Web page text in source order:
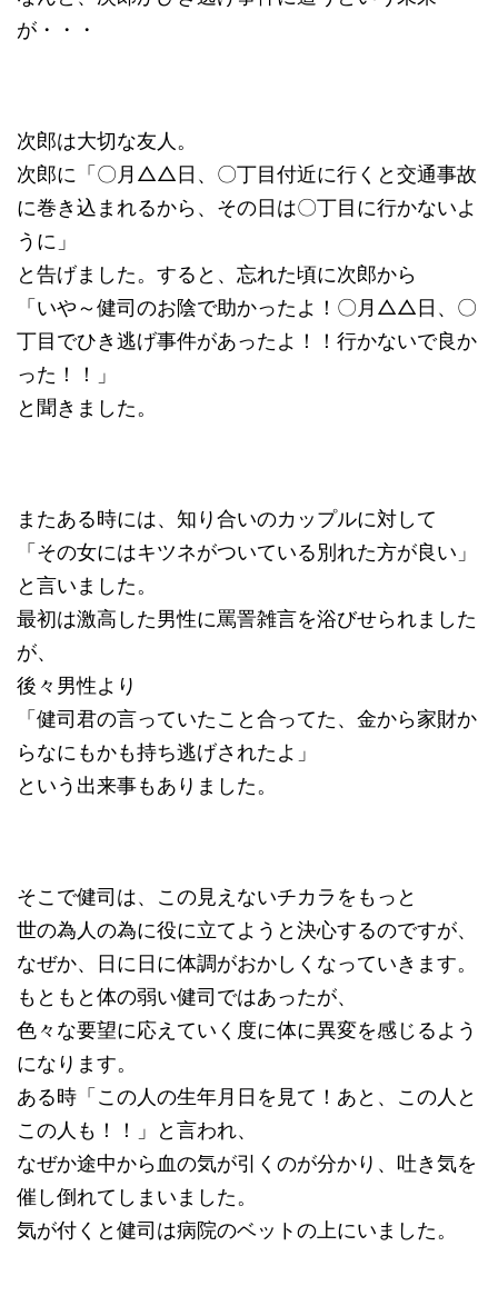
が・・・
次郎は大切な友人。
次郎に「〇月△△日、〇丁目付近に行くと交通事故
に巻き込まれるから、その日は〇丁目に行かないよ
うに」
と告げました。すると、忘れた頃に次郎から
「いや～健司のお陰で助かったよ！〇月△△日、〇
丁目でひき逃げ事件があったよ！！行かないで良か
った！！」
と聞きました。
またある時には、知り合いのカップルに対して
「その女にはキツネがついている別れた方が良い」
と言いました。
最初は激高した男性に罵詈雑言を浴びせられました
が、
後々男性より
「健司君の言っていたこと合ってた、金から家財か
らなにもかも持ち逃げされたよ」
という出来事もありました。
そこで健司は、この見えないチカラをもっと
世の為人の為に役に立てようと決心するのですが、
なぜか、日に日に体調がおかしくなっていきます。
もともと体の弱い健司ではあったが、
色々な要望に応えていく度に体に異変を感じるよう
になります。
ある時「この人の生年月日を見て！あと、この人と
この人も！！」と言われ、
なぜか途中から血の気が引くのが分かり、吐き気を
催し倒れてしまいました。
気が付くと健司は病院のベットの上にいました。